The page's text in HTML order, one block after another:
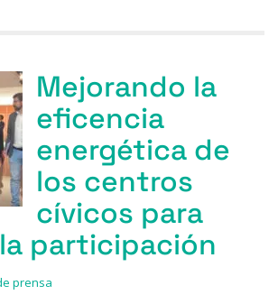
Mejorando la
eficencia
energética de
los centros
cívicos para
participación
prensa